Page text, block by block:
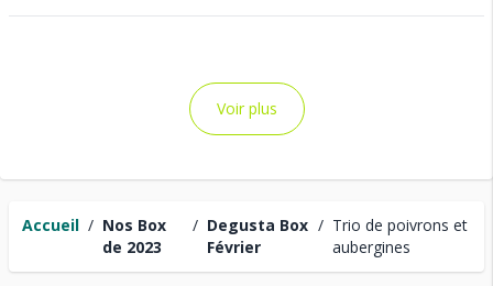
Accueil / Nos Box
de 2023
/ Degusta Box
Février
/ Trio de poivrons et
aubergines
Voir plus